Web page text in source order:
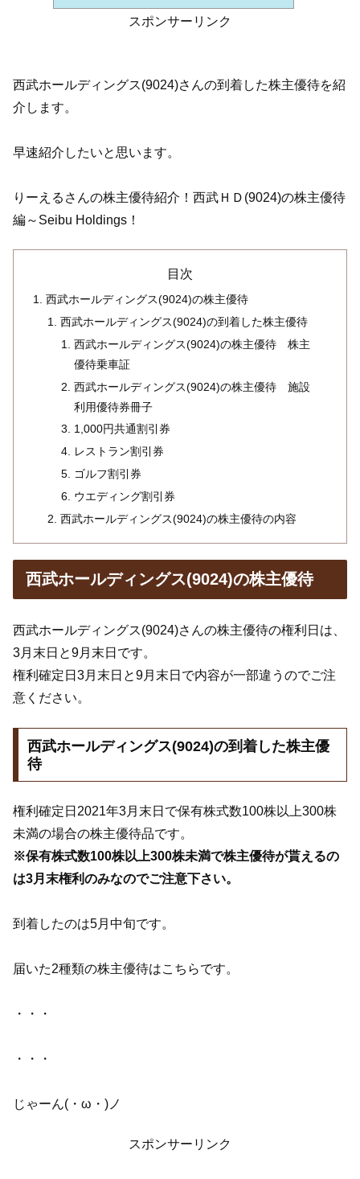
スポンサーリンク
西武ホールディングス(9024)さんの到着した株主優待を紹
介します。
早速紹介したいと思います。
りーえるさんの株主優待紹介！西武ＨＤ(9024)の株主優待
編～Seibu Holdings！
目次
西武ホールディングス(9024)の株主優待
西武ホールディングス(9024)の到着した株主優待
西武ホールディングス(9024)の株主優待 株主
優待乗車証
西武ホールディングス(9024)の株主優待 施設
利用優待券冊子
1,000円共通割引券
レストラン割引券
ゴルフ割引券
ウエディング割引券
西武ホールディングス(9024)の株主優待の内容
西武ホールディングス(9024)の株主優待
西武ホールディングス(9024)さんの株主優待の権利日は、
3月末日と9月末日です。
権利確定日3月末日と9月末日で内容が一部違うのでご注
意ください。
西武ホールディングス(9024)の到着した株主優
待
権利確定日2021年3月末日で保有株式数100株以上300株
未満の場合の株主優待品です。
※保有株式数100株以上300株未満で株主優待が貰えるの
は3月末権利のみなのでご注意下さい。
到着したのは5月中旬です。
届いた2種類の株主優待はこちらです。
・・・
・・・
じゃーん(・ω・)ノ
スポンサーリンク